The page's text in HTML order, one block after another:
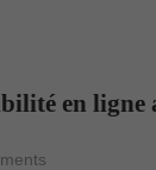
en ligne